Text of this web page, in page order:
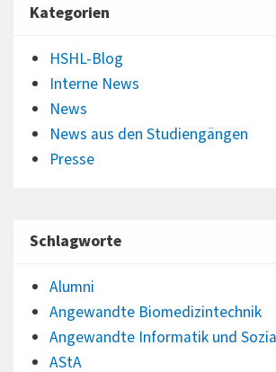
Kategorien
HSHL-Blog
Interne News
News
News aus den Studiengängen
Presse
Schlagworte
Alumni
Angewandte Biomedizintechnik
Angewandte Informatik und
AStA